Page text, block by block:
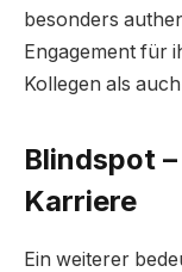
besonders
Engagement für
Kollegen als
Blindspot
Karriere
Ein weiterer